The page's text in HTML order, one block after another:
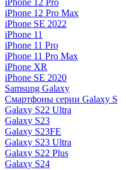
iPhone 12 Pro
iPhone 12 Pro Max
iPhone SE 2022
iPhone 11
iPhone 11 Pro
iPhone 11 Pro Max
iPhone XR
iPhone SE 2020
Samsung Galaxy
Смартфоны серии Galaxy S
Galaxy S22 Ultra
Galaxy S23
Galaxy S23FE
Galaxy S23 Ultra
Galaxy S22 Plus
Galaxy S24